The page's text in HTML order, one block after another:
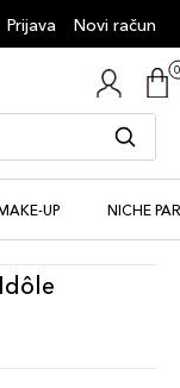
Prijava Novi račun
UP NICHE